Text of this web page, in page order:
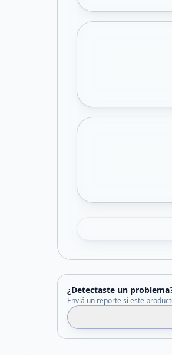
¿Detectaste un
Enviá un reporte si este